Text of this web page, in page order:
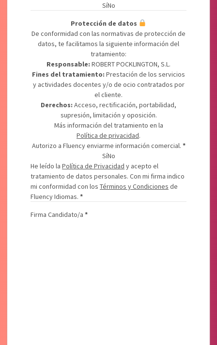
SíNo
Permisos LegalesProtección de datos
De conformidad con las normativas de protección de
datos, te facilitamos la siguiente información del
tratamiento:
Responsable: ROBERT POCKLINGTON, S.L.
Fines del tratamiento: Prestación de los servicios
y actividades docentes y/o de ocio contratados por
el cliente.
Derechos: Acceso, rectificación, portabilidad,
supresión, limitación y oposición.
Política de privacidad.
Autorizo a Fluency enviarme información comercial. *
SíNo
He leído la Política de Privacidad y acepto el
tratamiento de datos personales. Con mi firma indico
mi conformidad con los Términos y Condiciones de
Fluency Idiomas. *
Firma Candidato/a *